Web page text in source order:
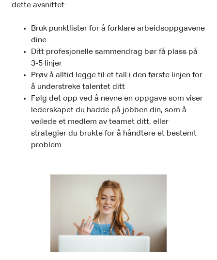
dette avsnittet:
Bruk punktlister for å forklare arbeidsoppgavene
dine
Ditt profesjonelle sammendrag bør få plass på
3-5 linjer
Prøv å alltid legge til et tall i den første linjen for
å understreke talentet ditt
Følg det opp ved å nevne en oppgave som viser
lederskapet du hadde på jobben din, som å
veilede et medlem av teamet ditt, eller
strategier du brukte for å håndtere et bestemt
problem.